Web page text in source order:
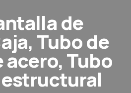
de
Tubo de
Tubo